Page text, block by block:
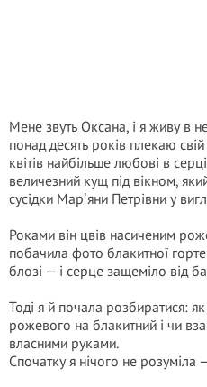
Мене звуть Оксана, і я живу в
понад десять років плекаю
квітів найбільше любові в
величезний кущ під вікном,
сусідки Марʼяни Петрівни у
Роками він цвів насиченим
побачила фото блакитної
блозі — і серце защеміло від
Тоді я й почала розбиратися: як
рожевого на блакитний і чи
власними руками.
Спочатку я нічого не